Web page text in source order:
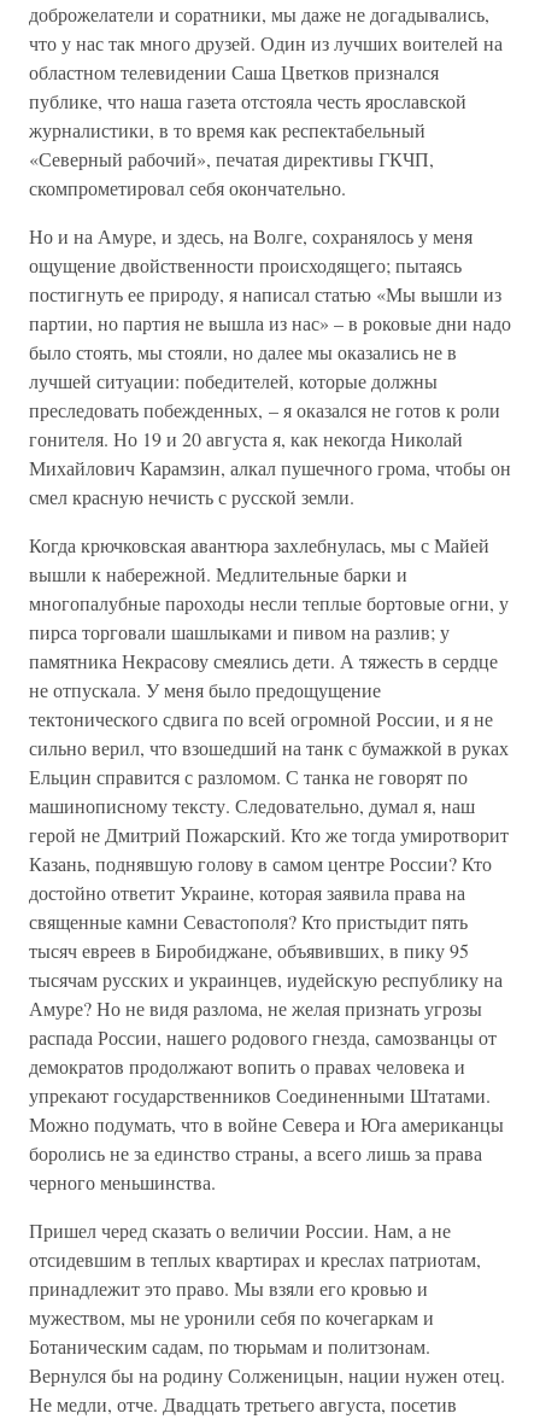
доброжелатели и соратники, мы даже не догадывались,
что у нас так много друзей. Один из лучших воителей на
областном телевидении Саша Цветков признался
публике, что наша газета отстояла честь ярославской
журналистики, в то время как респектабельный
«Северный рабочий», печатая директивы ГКЧП,
скомпрометировал себя окончательно.
Но и на Амуре, и здесь, на Волге, сохранялось у меня
ощущение двойственности происходящего; пытаясь
постигнуть ее природу, я написал статью «Мы вышли из
партии, но партия не вышла из нас» – в роковые дни надо
было стоять, мы стояли, но далее мы оказались не в
лучшей ситуации: победителей, которые должны
преследовать побежденных, – я оказался не готов к роли
гонителя. Но 19 и 20 августа я, как некогда Николай
Михайлович Карамзин, алкал пушечного грома, чтобы он
смел красную нечисть с русской земли.
Когда крючковская авантюра захлебнулась, мы с Майей
вышли к набережной. Медлительные барки и
многопалубные пароходы несли теплые бортовые огни, у
пирса торговали шашлыками и пивом на разлив; у
памятника Некрасову смеялись дети. А тяжесть в сердце
не отпускала. У меня было предощущение
тектонического сдвига по всей огромной России, и я не
сильно верил, что взошедший на танк с бумажкой в руках
Ельцин справится с разломом. С танка не говорят по
машинописному тексту. Следовательно, думал я, наш
герой не Дмитрий Пожарский. Кто же тогда умиротворит
Казань, поднявшую голову в самом центре России? Кто
достойно ответит Украине, которая заявила права на
священные камни Севастополя? Кто пристыдит пять
тысяч евреев в Биробиджане, объявивших, в пику 95
тысячам русских и украинцев, иудейскую республику на
Амуре? Но не видя разлома, не желая признать угрозы
распада России, нашего родового гнезда, самозванцы от
демократов продолжают вопить о правах человека и
упрекают государственников Соединенными Штатами.
Можно подумать, что в войне Севера и Юга американцы
боролись не за единство страны, а всего лишь за права
черного меньшинства.
Пришел черед сказать о величии России. Нам, а не
отсидевшим в теплых квартирах и креслах патриотам,
принадлежит это право. Мы взяли его кровью и
мужеством, мы не уронили себя по кочегаркам и
Ботаническим садам, по тюрьмам и политзонам.
Вернулся бы на родину Солженицын, нации нужен отец.
Не медли, отче. Двадцать третьего августа, посетив